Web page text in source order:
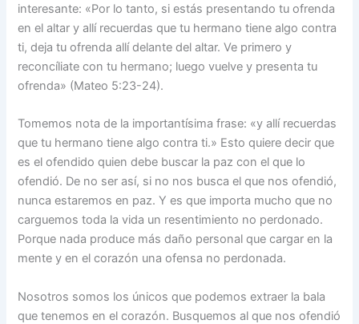
interesante: «Por lo tanto, si estás presentando tu ofrenda
en el altar y allí recuerdas que tu hermano tiene algo contra
ti, deja tu ofrenda allí delante del altar. Ve primero y
reconcíliate con tu hermano; luego vuelve y presenta tu
ofrenda» (Mateo 5:23-24).
Tomemos nota de la importantísima frase: «y allí recuerdas
que tu hermano tiene algo contra ti.» Esto quiere decir que
es el ofendido quien debe buscar la paz con el que lo
ofendió. De no ser así, si no nos busca el que nos ofendió,
nunca estaremos en paz. Y es que importa mucho que no
carguemos toda la vida un resentimiento no perdonado.
Porque nada produce más daño personal que cargar en la
mente y en el corazón una ofensa no perdonada.
Nosotros somos los únicos que podemos extraer la bala
que tenemos en el corazón. Busquemos al que nos ofendió